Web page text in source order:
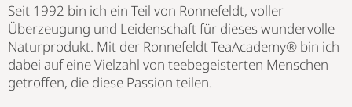
Seit 1992 bin ich ein Teil von Ronnefeldt, voller
Überzeugung und Leidenschaft für dieses wundervolle
Naturprodukt. Mit der Ronnefeldt TeaAcademy® bin ich
dabei auf eine Vielzahl von teebegeisterten Menschen
getroffen, die diese Passion teilen.